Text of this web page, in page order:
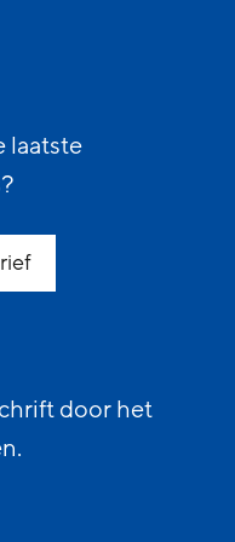
laatste
door het